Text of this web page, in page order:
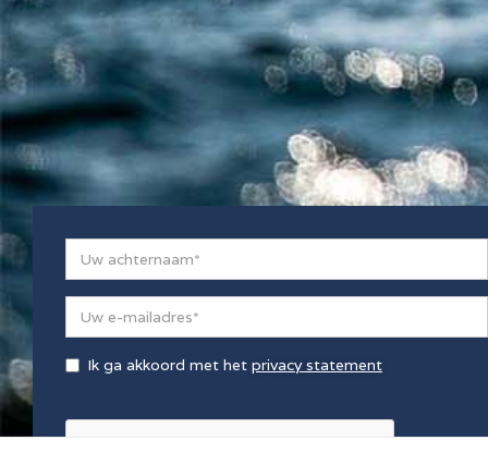
Ik ga akkoord met het privacy statement